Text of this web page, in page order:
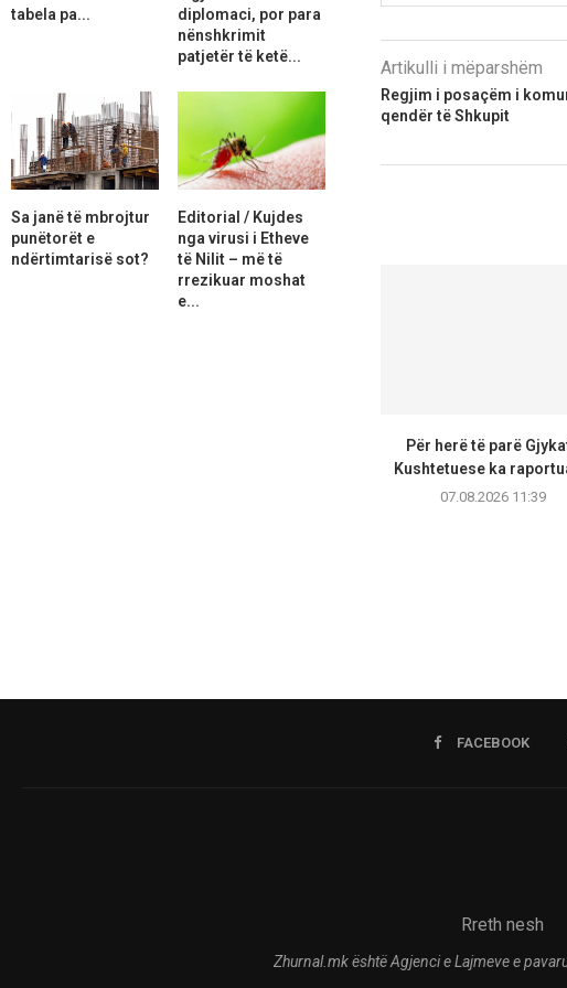
Artikulli i mëparshëm
Regjim i posaçëm i
qendër të Shkupit
Për herë të parë
Kushtetuese ka
07.08.2026 11:39
tabela pa...
diplomaci, por para
nënshkrimit
patjetër të ketë...
Sa janë të mbrojtur
punëtorët e
ndërtimtarisë sot?
Editorial / Kujdes
nga virusi i Etheve
të Nilit – më të
rrezikuar moshat
e...
FACEBOOK
Rreth nesh
Zhurnal.mk është Agjenci e Lajmeve e